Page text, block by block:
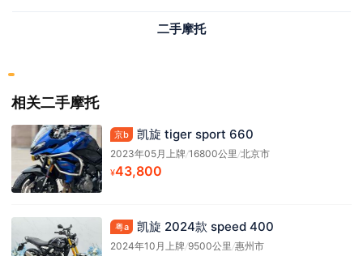
二手摩托
相关二手摩托
京b 凯旋 tiger sport 660
2023年05月上牌/16800公里 /北京市
¥43,800
粤a 凯旋 2024款 speed 400
2024年10月上牌/9500公里 /惠州市